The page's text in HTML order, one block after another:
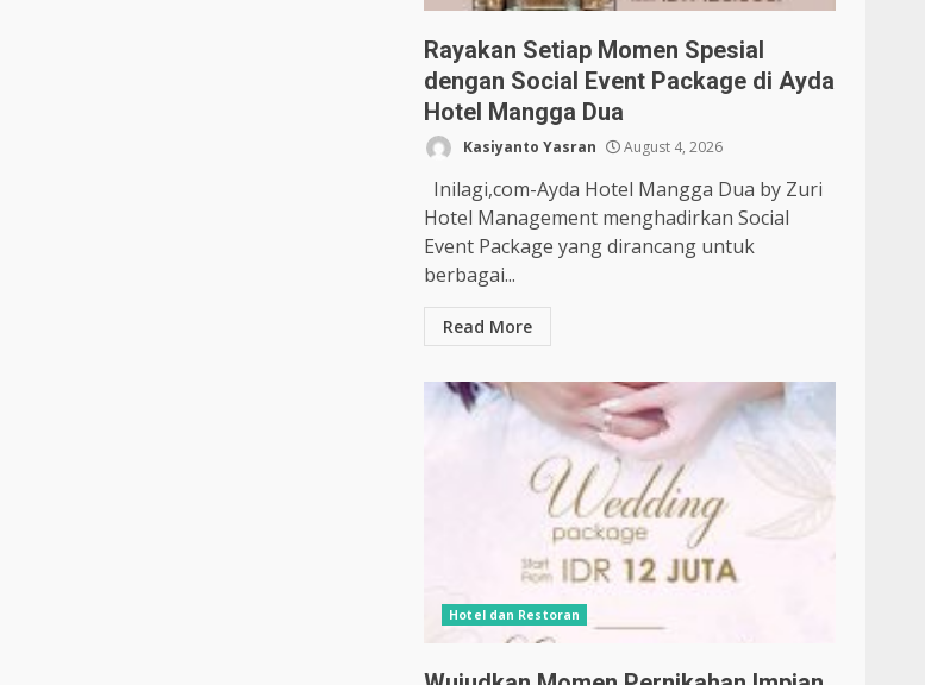
Rayakan Setiap Momen Spesial
dengan Social Event Package di Ayda
Hotel Mangga Dua
Kasiyanto Yasran August 4, 2026
Inilagi,com-Ayda Hotel Mangga Dua by Zuri
Hotel Management menghadirkan Social
Event Package yang dirancang untuk
berbagai...
Read More
Hotel dan Restoran